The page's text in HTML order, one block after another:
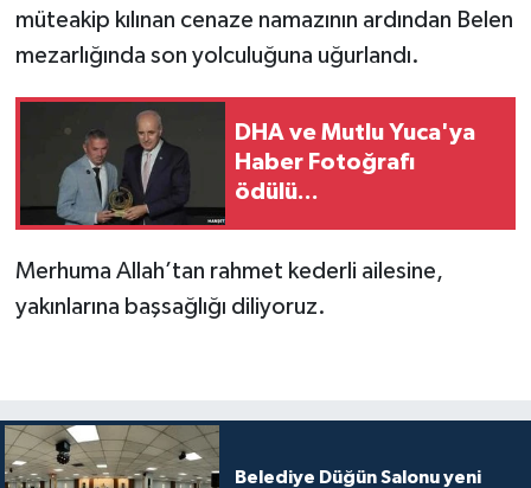
müteakip kılınan cenaze namazının ardından Belen
mezarlığında son yolculuğuna uğurlandı.
DHA ve Mutlu Yuca'ya
Haber Fotoğrafı
ödülü...
Merhuma Allah’tan rahmet kederli ailesine,
yakınlarına başsağlığı diliyoruz.
Belediye Düğün Salonu yeni